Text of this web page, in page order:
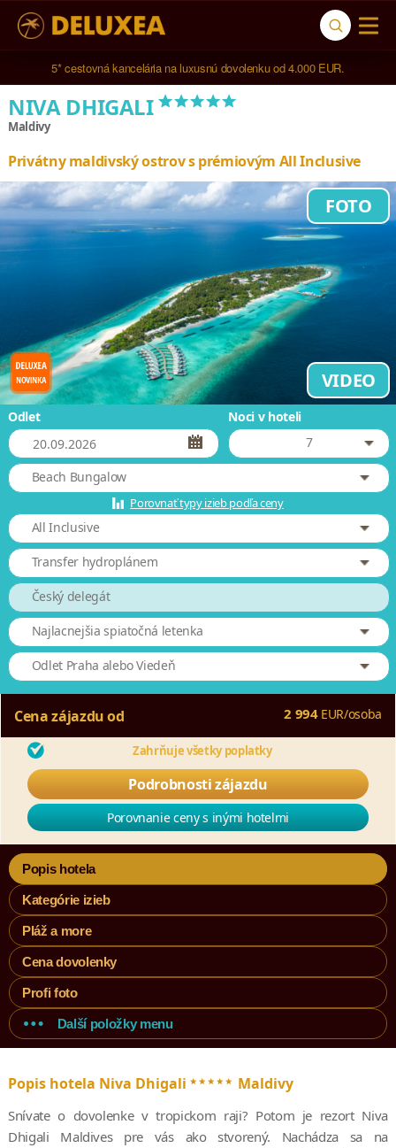
5* cestovná kancelária na luxusnú dovolenku od 4.000 EUR.
NIVA DHIGALI*****
Maldivy
Privátny maldivský ostrov s prémiovým All Inclusive
FOTO
VIDEO
Odlet
Noci v hoteli
7
Beach Bungalow
Porovnať typy izieb podľa ceny
All Inclusive
Transfer hydroplánem
Český delegát
Najlacnejšia spiatočná letenka
Odlet Praha alebo Viedeň
Cena zájazdu od 2 994 EUR/osoba
Zahrňuje všetky poplatky
Podrobnosti zájazdu
Porovnanie ceny s inými hotelmi
Popis hotela
Kategórie izieb
Pláž a more
Cena dovolenky
Profi foto
Další položky menu
Popis hotela Niva Dhigali ***** Maldivy
Snívate o dovolenke v tropickom raji? Potom je rezort Niva
Dhigali Maldives pre vás ako stvorený. Nachádza sa na